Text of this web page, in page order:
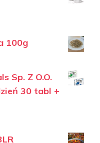
100g
Sp. Z O.O.
30 tabl +